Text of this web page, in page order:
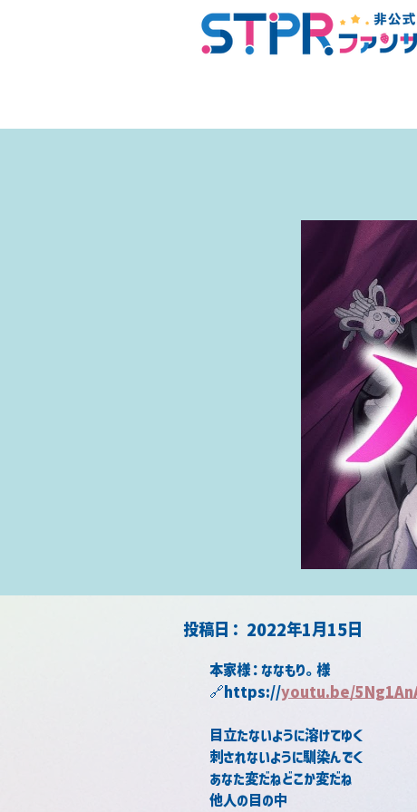
2022年1月15日
​投稿日：
本家様：ななもり。様
🔗https://youtu.be/
目立たないように溶けてゆく
刺されないように馴染んでく
あなた変だねどこか変だね
他人の目の中